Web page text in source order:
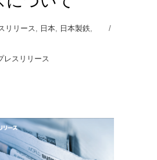
リリース, 日本, 日本製鉄,
レスリリース